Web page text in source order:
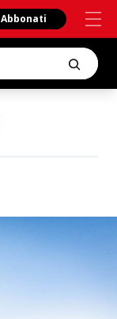
Abbonati